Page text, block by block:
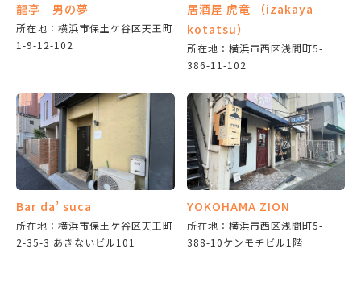
龍亭 男の夢
所在地：横浜市保土ケ谷区天王町
1-9-12-102
居酒屋 虎竜 （izakaya
kotatsu）
所在地：横浜市西区浅間町5-
386-11-102
Bar da’ suca
所在地：横浜市保土ケ谷区天王町
2-35-3 あきないビル101
YOKOHAMA ZION
所在地：横浜市西区浅間町5-
388-10ケンモチビル1階